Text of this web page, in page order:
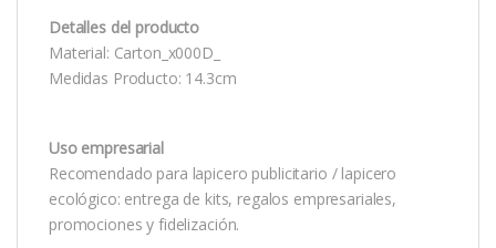
Detalles del producto
Material: Carton_x000D_
Medidas Producto: 14.3cm
Uso empresarial
Recomendado para lapicero publicitario / lapicero
ecológico: entrega de kits, regalos empresariales,
promociones y fidelización.